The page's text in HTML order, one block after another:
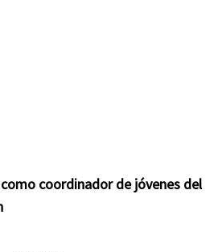
coordinador de jóvenes del